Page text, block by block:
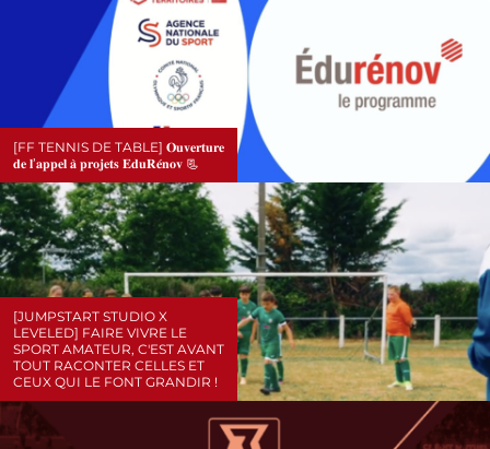
[FF TENNIS DE TABLE] 𝐎𝐮𝐯𝐞𝐫𝐭𝐮𝐫𝐞
𝐝𝐞 𝐥’𝐚𝐩𝐩𝐞𝐥 𝐚̀ 𝐩𝐫𝐨𝐣𝐞𝐭𝐬 𝐄𝐝𝐮𝐑𝐞́𝐧𝐨𝐯 📃
[JUMPSTART STUDIO X
LEVELED] FAIRE VIVRE LE
SPORT AMATEUR, C'EST AVANT
TOUT RACONTER CELLES ET
CEUX QUI LE FONT GRANDIR !